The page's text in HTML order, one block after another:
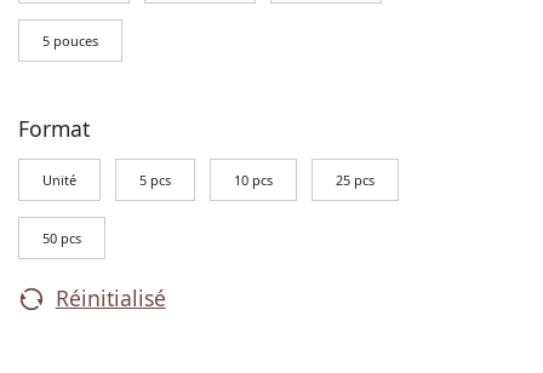
5 pouces
Format
Unité 5 pcs 10 pcs 25 pcs
50 pcs
Réinitialisé